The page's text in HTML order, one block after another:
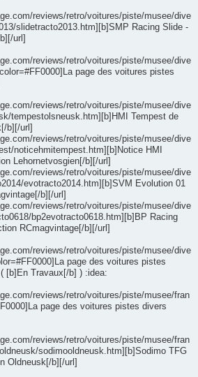
reviews/retro/voitures/piste/musee/dive
slidetracto2013.htm][b]SMP Racing Slide -
url]
reviews/retro/voitures/piste/musee/dive
page des voitures pistes
reviews/retro/voitures/piste/musee/dive
tempestolsneusk.htm][b]HMI Tempest de
b][/url]
reviews/retro/voitures/piste/musee/dive
noticehmitempest.htm][b]Notice HMI
Lehornetvosgien[/b][/url]
reviews/retro/voitures/piste/musee/dive
evotracto2014.htm][b]SVM Evolution 01
b][/url]
reviews/retro/voitures/piste/musee/dive
bp2evotracto0618.htm][b]BP Racing
RCmagvintage[/b][/url]
reviews/retro/voitures/piste/musee/dive
page des voitures pistes
[b]En Travaux[/b] ) :idea:
reviews/retro/voitures/piste/musee/fran
page des voitures pistes divers
reviews/retro/voitures/piste/musee/fran
sodimooldneusk.htm][b]Sodimo TFG
Oldneusk[/b][/url]